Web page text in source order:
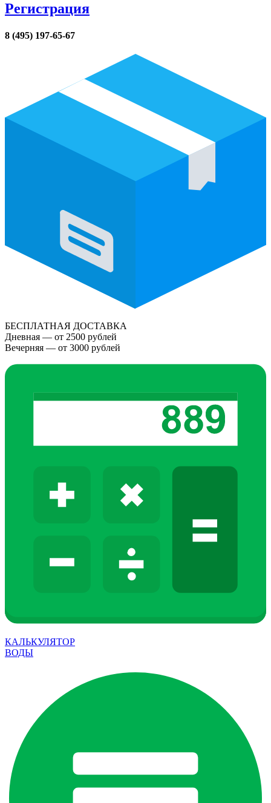
Регистрация
8 (495) 197-65-67
БЕСПЛАТНАЯ ДОСТАВКА
Дневная — от 2500 рублей
Вечерняя — от 3000 рублей
КАЛЬКУЛЯТОР
ВОДЫ